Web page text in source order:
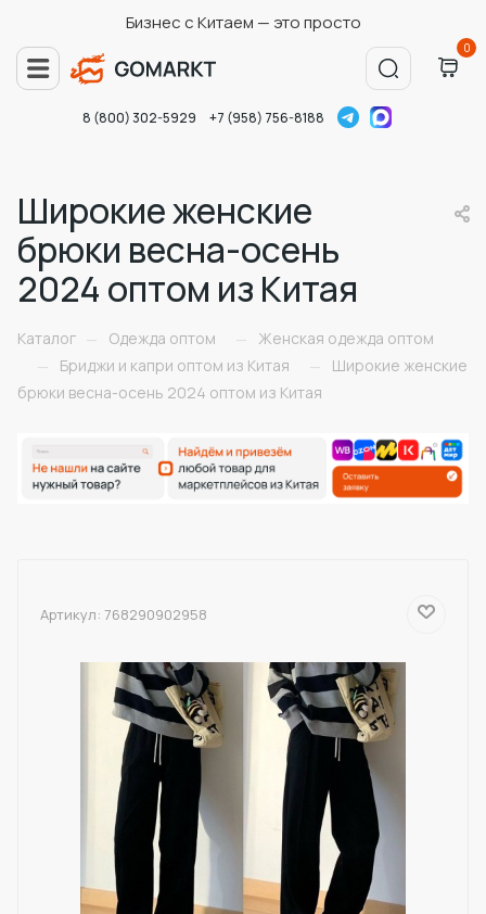
Бизнес с Китаем — это просто
0
8 (800) 302-5929 +7 (958) 756-8188
Широкие женские
брюки весна-осень
2024 оптом из Китая
Каталог — Одежда оптом —
Женская одежда оптом
—
Бриджи и капри оптом из Китая —
Широкие женские
брюки весна-осень 2024 оптом из Китая
Артикул: 768290902958